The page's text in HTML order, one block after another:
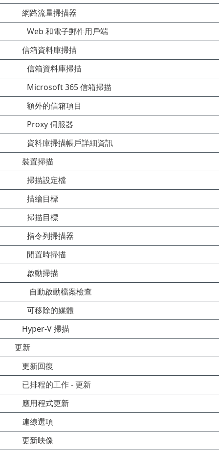
網路流量掃描器
Web 和電子郵件用戶端
信箱資料庫掃描
信箱資料庫掃描
Microsoft 365 信箱掃描
額外的信箱項目
Proxy 伺服器
資料庫掃描帳戶詳細資訊
裝置掃描
掃描設定檔
描繪目標
掃描目標
指令列掃描器
閒置時掃描
啟動掃描
自動啟動檔案檢查
可移除的媒體
Hyper-V 掃描
更新
更新回復
已排程的工作 - 更新
應用程式更新
連線選項
更新映像